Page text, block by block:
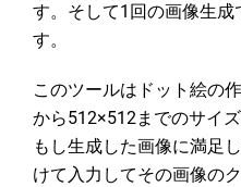
す。そして1回の画像生成
す。
このツールはドット絵の
から512×512までのサイ
もし生成した画像に満足
けて入力してその画像の